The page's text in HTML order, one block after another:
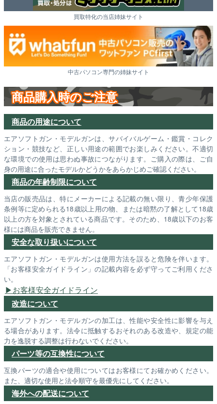
買取特化の当店姉妹サイト
中古パソコン専門の姉妹サイト
商品購入時のご注意
商品の用途について
エアソフトガン・モデルガンは、サバイバルゲーム・鑑賞・コレク
ション・競技など、正しい用途の範囲でお楽しみください。不適切
な環境での使用は思わぬ事故につながります。ご購入の際は、ご自
身の用途に合ったモデルかどうかをあらかじめご確認ください。
商品の年齢制限について
当店の販売品は、特にメーカーによる記載の無い限り、青少年保護
条例等に定められる18歳以上用の物、または暗黙の了解として18歳
以上の方を対象とされている商品です。そのため、18歳以下のお客
様には商品を販売できません。
安全な取り扱いについて
エアソフトガン・モデルガンは使用方法を誤ると危険を伴います。
「お客様安全ガイドライン」の記載内容を必ず守ってご利用くださ
い。
お客様安全ガイドライン
改造について
エアソフトガン・モデルガンの加工は、性能や安全性に影響を与え
る場合があります。法令に抵触するおそれのある改造や、規定の能
力を逸脱する調整は行わないでください。
パーツ等の互換性について
互換パーツの適合や使用についてはお客様にてお確かめください。
また、適切な使用と法令順守を最優先にしてください。
海外への配送について